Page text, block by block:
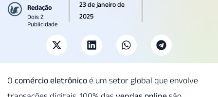
Redação
Dois Z
Publicidade
23 de janeiro de
2025
O comércio eletrônico é um setor global que envolve